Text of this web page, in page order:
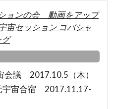
ョンの会 動画をアップ
宙セッション コバシャ
会議 2017.10.5（木）
宇宙合宿 2017.11.17-